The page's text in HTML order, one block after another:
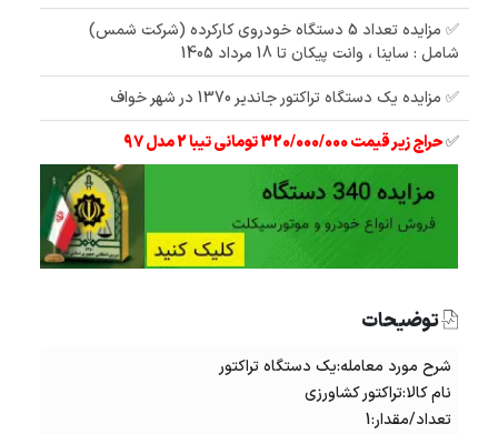
✅ مزایده تعداد 5 دستگاه خودروی کارکرده (شرکت شمس)
شامل : ساینا ، وانت پیکان تا 18 مرداد 1405
✅ مزایده یک دستگاه تراکتور جاندیر 1370 در شهر خواف
✅حراج زیر قیمت 320/000/000 تومانی تیبا 2 مدل 97
توضیحات
شرح مورد معامله:یک دستگاه تراکتور
نام کالا:تراکتور کشاورزی
تعداد/مقدار:1